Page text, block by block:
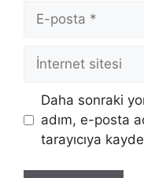
posta
İnternet
Daha sonraki
adım, e-posta
tarayıcıya